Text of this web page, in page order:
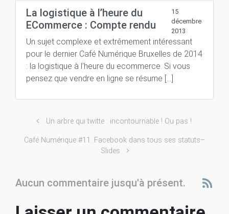
La logistique à l’heure du
ECommerce : Compte rendu
15
décembre
2013
Un sujet complexe et extrêmement intéressant
pour le dernier Café Numérique Bruxelles de 2014
: la logistique à l’heure du ecommerce. Si vous
pensez que vendre en ligne se résume […]
Un arbre qui twitte : incontournable ! Ou pas !
Café Numérique #11: Facebook dans tous ses statuts–
Slides
Aucun commentaire jusqu'à présent.